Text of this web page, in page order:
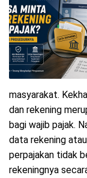
masyarakat.
dan rekening
bagi wajib pajak.
data rekening
perpajakan tidak
rekeningnya